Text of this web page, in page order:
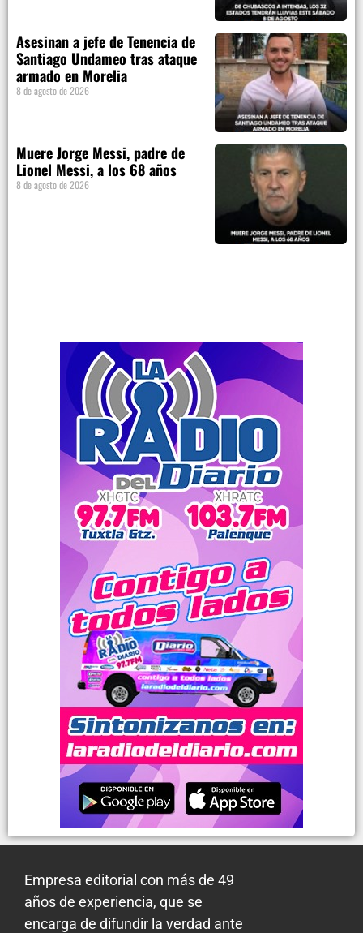
Asesinan a jefe de Tenencia de
Santiago Undameo tras ataque
armado en Morelia
8 de agosto de 2026
Muere Jorge Messi, padre de
Lionel Messi, a los 68 años
8 de agosto de 2026
Empresa editorial con más de 49
años de experiencia, que se
encarga de difundir la verdad ante